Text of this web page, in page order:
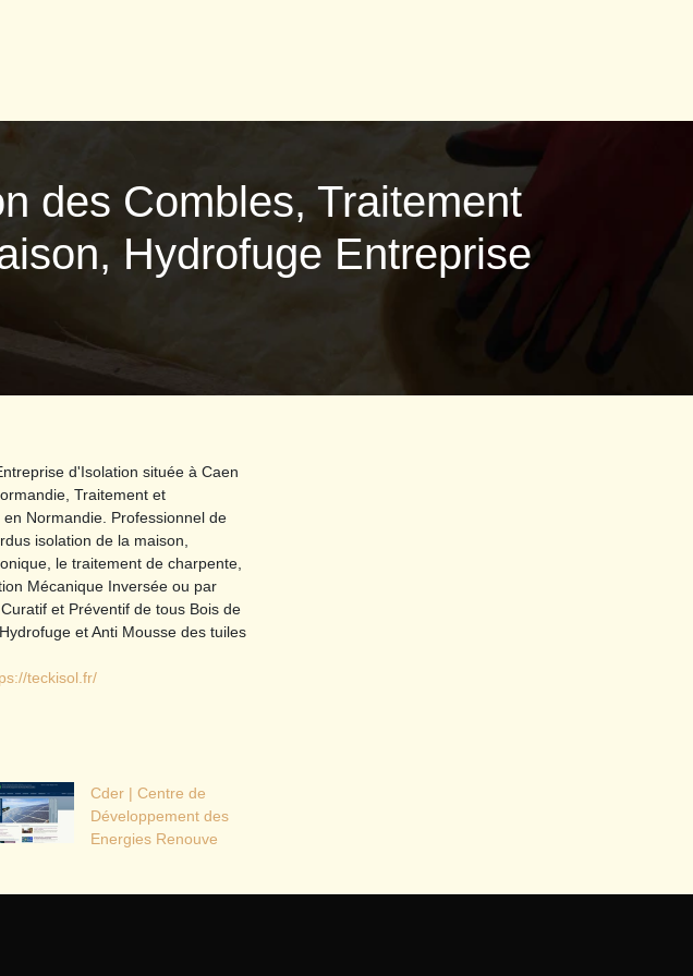
des Combles, Traitement
Hydrofuge Entreprise
d'Isolation située à Caen
Traitement et
Normandie. Professionnel de
isolation de la maison,
le traitement de charpente,
Mécanique Inversée ou par
et Préventif de tous Bois de
et Anti Mousse des tuiles
teckisol.fr/
Cder | Centre de
Dévelop­pe­ment des
Enеrgiеs Rеnouvе